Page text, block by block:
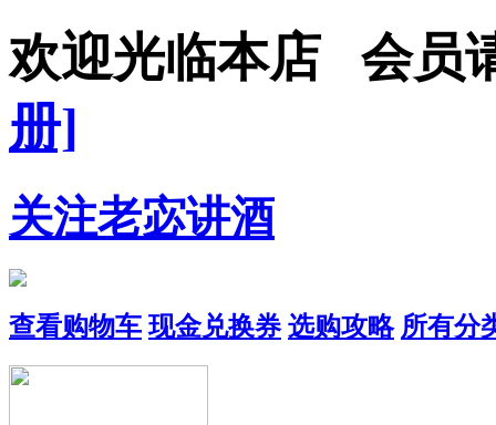
欢迎光临本店 会员
册]
关注老宓讲酒
查看购物车 现金兑换券 选购攻略 所有分